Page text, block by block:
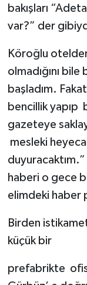
bakışları
var?” der
Köroğlu
olmadığını
başladım.
bencillik yapıp
gazeteye
mesleki
haberi o gece
elimdeki haber
Birden
küçük bir
prefabrikte